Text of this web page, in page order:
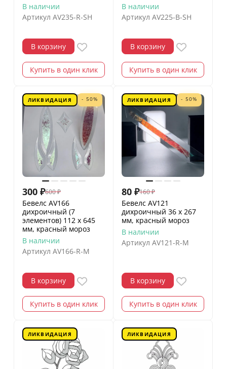
В наличии
Артикул AV235-R-SH
В корзину
Купить в один клик
В наличии
Артикул AV225-B-SH
В корзину
Купить в один клик
ЛИКВИДАЦИЯ - 50%
300 ₽600 ₽
Бевелс AV166
дихроичный (7
элементов) 112 х 645
мм, красный мороз
В наличии
Артикул AV166-R-M
В корзину
Купить в один клик
ЛИКВИДАЦИЯ - 50%
80 ₽160 ₽
Бевелс AV121
дихроичный 36 х 267
мм, красный мороз
В наличии
Артикул AV121-R-M
В корзину
Купить в один клик
ЛИКВИДАЦИЯ ЛИКВИДАЦИЯ